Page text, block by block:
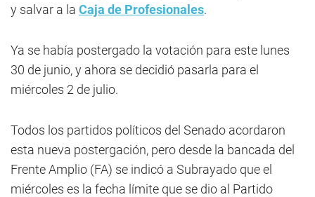
y salvar a la Caja de Profesionales.
Ya se había postergado la votación para este lunes
30 de junio, y ahora se decidió pasarla para el
miércoles 2 de julio.
Todos los partidos políticos del Senado acordaron
esta nueva postergación, pero desde la bancada del
Frente Amplio (FA) se indicó a Subrayado que el
miércoles es la fecha límite que se dio al Partido